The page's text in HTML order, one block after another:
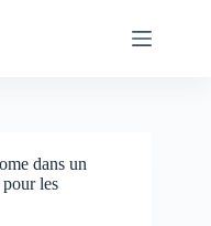
dans un
les